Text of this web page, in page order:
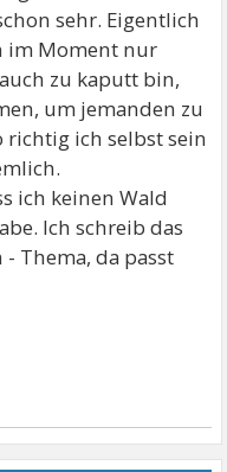
sehr. Eigentlich
im Moment nur
zu kaputt bin,
um jemanden zu
ich selbst sein
ich keinen Wald
Ich schreib das
Thema, da passt